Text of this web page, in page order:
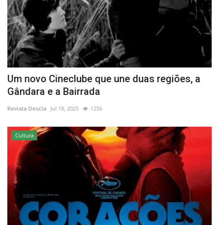
Um novo Cineclube que une duas regiões, a
Gândara e a Bairrada
Revista Descla Jul 18, 2025 1256
Cultura